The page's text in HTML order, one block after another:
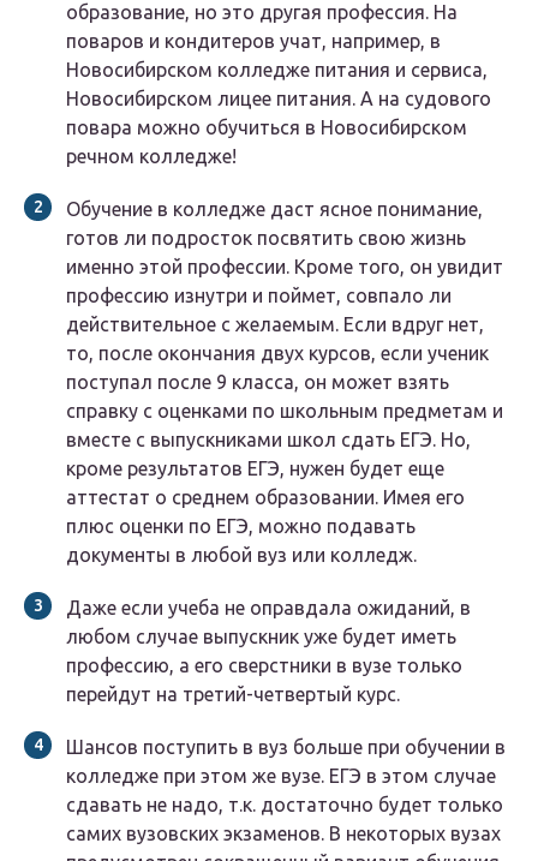
образование, но это другая профессия. На
поваров и кондитеров учат, например, в
Новосибирском колледже питания и сервиса,
Новосибирском лицее питания. А на судового
повара можно обучиться в Новосибирском
речном колледже!
Обучение в колледже даст ясное понимание,
готов ли подросток посвятить свою жизнь
именно этой профессии. Кроме того, он увидит
профессию изнутри и поймет, совпало ли
действительное с желаемым. Если вдруг нет,
то, после окончания двух курсов, если ученик
поступал после 9 класса, он может взять
справку с оценками по школьным предметам и
вместе с выпускниками школ сдать ЕГЭ. Но,
кроме результатов ЕГЭ, нужен будет еще
аттестат о среднем образовании. Имея его
плюс оценки по ЕГЭ, можно подавать
документы в любой вуз или колледж.
Даже если учеба не оправдала ожиданий, в
любом случае выпускник уже будет иметь
профессию, а его сверстники в вузе только
перейдут на третий-четвертый курс.
Шансов поступить в вуз больше при обучении в
колледже при этом же вузе. ЕГЭ в этом случае
сдавать не надо, т.к. достаточно будет только
самих вузовских экзаменов. В некоторых вузах